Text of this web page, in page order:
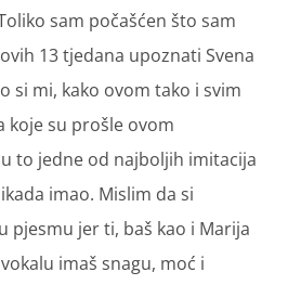
sam počašćen što sam
13 tjedana upoznati Svena
si mi, kako ovom tako i svim
koje su prošle ovom
to jedne od najboljih imitacija
imao. Mislim da si
pjesmu jer ti, baš kao i Marija
imaš snagu, moć i